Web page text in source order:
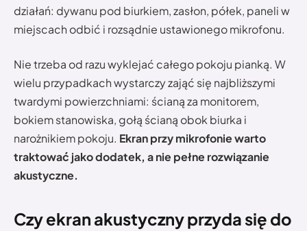
działań: dywanu pod biurkiem, zasłon, półek, paneli w
miejscach odbić i rozsądnie ustawionego mikrofonu.
Nie trzeba od razu wyklejać całego pokoju pianką. W
wielu przypadkach wystarczy zająć się najbliższymi
twardymi powierzchniami: ścianą za monitorem,
bokiem stanowiska, gołą ścianą obok biurka i
narożnikiem pokoju. Ekran przy mikrofonie warto
traktować jako dodatek, a nie pełne rozwiązanie
akustyczne.
Czy ekran akustyczny przyda się do